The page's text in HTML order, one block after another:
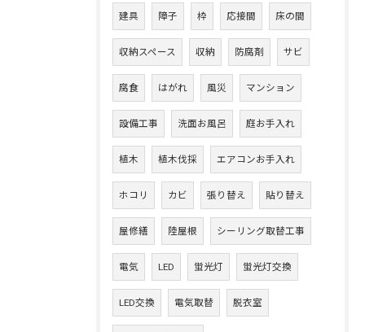
建具 障子 枠 応接間 床の間
収納スペース 収納 防腐剤 サビ
腐食 はがれ 風災 マンション
設備工事 洗面お風呂 庭お手入れ
植木 植木伐採 エアコンお手入れ
ホコリ カビ 張り替え 貼り替え
屋修繕 陸屋根 シーリング取替工事
電気 LED 蛍光灯 蛍光灯交換
LED交換 電気取替 脱衣室